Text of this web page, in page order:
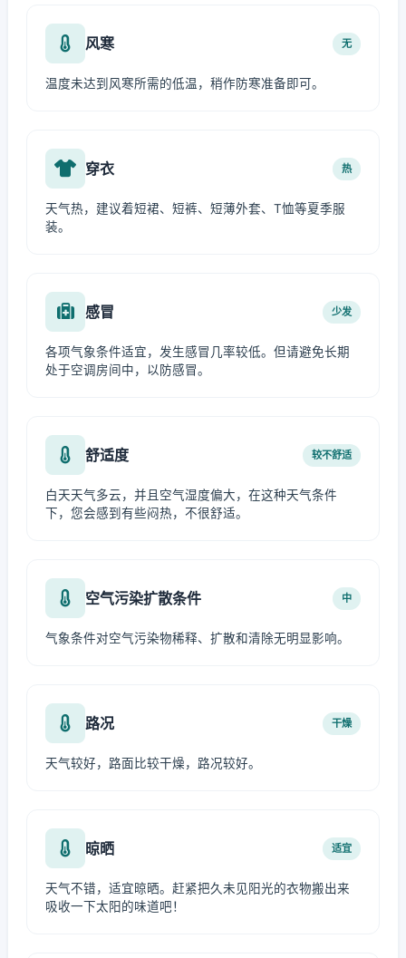
风寒 无
温度未达到风寒所需的低温，稍作防寒准备即可。
穿衣 热
天气热，建议着短裙、短裤、短薄外套、T恤等夏季服
装。
感冒 少发
各项气象条件适宜，发生感冒几率较低。但请避免长期
处于空调房间中，以防感冒。
舒适度 较不舒适
白天天气多云，并且空气湿度偏大，在这种天气条件
下，您会感到有些闷热，不很舒适。
空气污染扩散条件 中
气象条件对空气污染物稀释、扩散和清除无明显影响。
路况 干燥
天气较好，路面比较干燥，路况较好。
晾晒 适宜
天气不错，适宜晾晒。赶紧把久未见阳光的衣物搬出来
吸收一下太阳的味道吧！